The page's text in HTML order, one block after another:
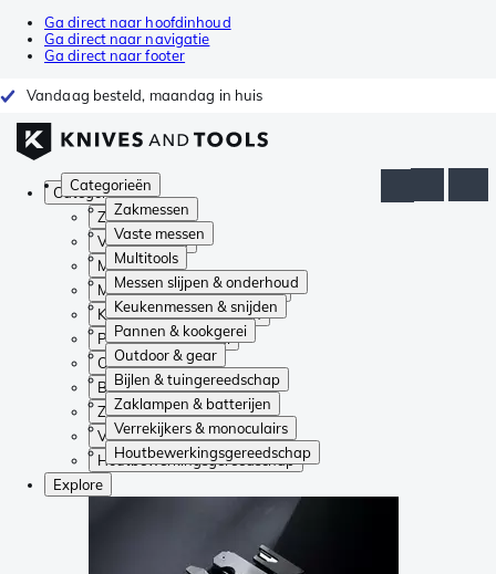
Ga direct naar hoofdinhoud
Ga direct naar navigatie
Ga direct naar footer
Vandaag besteld, maandag in huis
Categorieën
Zakmessen
Vaste messen
Multitools
Messen slijpen & onderhoud
Keukenmessen & snijden
Pannen & kookgerei
Outdoor & gear
Bijlen & tuingereedschap
Zaklampen & batterijen
Verrekijkers & monoculairs
Houtbewerkingsgereedschap
Categorieën
Zakmessen
Vaste messen
Multitools
Messen slijpen & onderhoud
Keukenmessen & snijden
Pannen & kookgerei
Outdoor & gear
Bijlen & tuingereedschap
Zaklampen & batterijen
Verrekijkers & monoculairs
Houtbewerkingsgereedschap
Explore